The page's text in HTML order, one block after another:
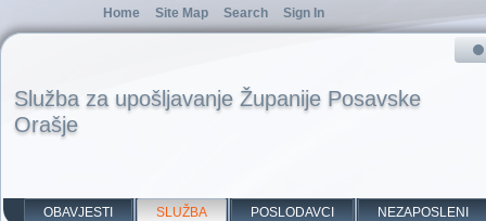
Služba za upošljavanje Županije Posavske
Orašje
OBAVJESTI SLUŽBA POSLODAVCI NEZAPOSLENI
Home Site Map Search Sign In